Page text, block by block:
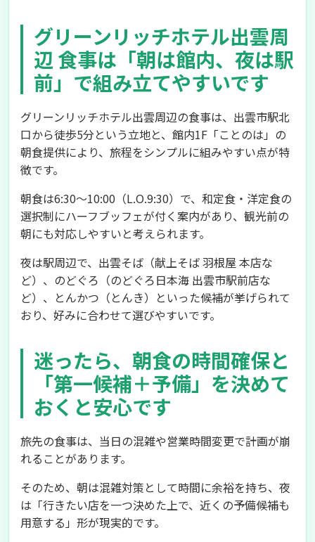
グリーンリッチホテル出雲周
辺 食事は「朝は館内、夜は駅
前」で組み立てやすいです
グリーンリッチホテル出雲周辺の食事は、出雲市駅北
口から徒歩5分という立地と、館内1F「ことのは」の
朝食提供により、旅程をシンプルに組みやすい点が特
徴です。
朝食は6:30〜10:00（L.O.9:30）で、和定食・洋定食の
選択制にハーフブッフェが付く案内があり、観光前の
朝にも対応しやすいと考えられます。
夜は駅周辺で、出雲そば（献上そば 羽根屋 本店な
ど）、のどぐろ（のどぐろ日本海 出雲市駅前店な
ど）、とんかつ（とんき）といった候補が挙げられて
おり、好みに合わせて選びやすいです。
迷ったら、朝食の時間確保と
「第一候補＋予備」を決めて
おくと安心です
旅先の食事は、当日の混雑や営業時間変更で計画が崩
れることがあります。
そのため、朝は混雑対策として時間に余裕を持ち、夜
は「行きたい店を一つ決めた上で、近くの予備候補も
用意する」形が現実的です。